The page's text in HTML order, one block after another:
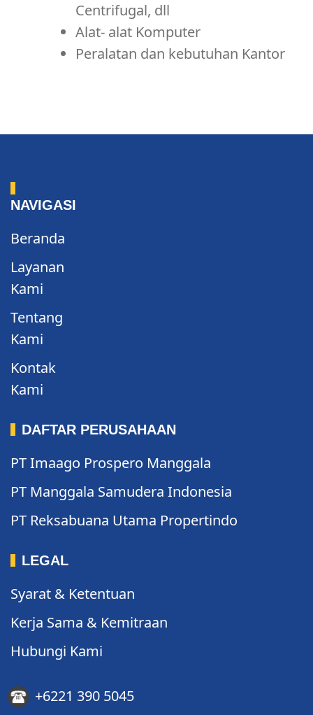
Centrifugal, dll
Alat- alat Komputer
Peralatan dan kebutuhan Kantor
NAVIGASI
Beranda
Layanan
Kami
Tentang
Kami
Kontak
Kami
DAFTAR PERUSAHAAN
PT Imaago Prospero Manggala
PT Manggala Samudera Indonesia
PT Reksabuana Utama Propertindo
LEGAL
Syarat & Ketentuan
Kerja Sama & Kemitraan
Hubungi Kami
+6221 390 5045